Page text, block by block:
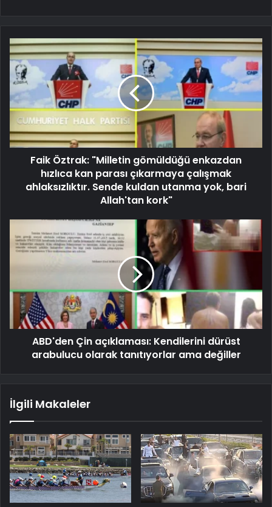
Faik Öztrak: "Milletin gömüldüğü enkazdan
hızlıca kan parası çıkarmaya çalışmak
ahlaksızlıktır. Sende kuldan utanma yok, bari
Allah'tan kork"
ABD'den Çin açıklaması: Kendilerini dürüst
arabulucu olarak tanıtıyorlar ama değiller
İlgili Makaleler